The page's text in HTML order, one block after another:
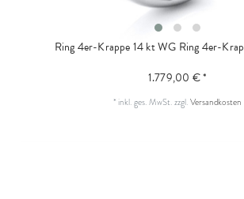
Ring 4er-Krappe 14 kt WG Ring 4er-
1.779,00 € *
* inkl. ges. MwSt.zzgl.Versandkosten